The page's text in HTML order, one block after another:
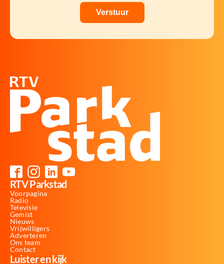
RTV Parkstad
Voorpagina
Radio
Televisie
Gemist
Nieuws
Vrijwilligers
Adverteren
Ons team
Contact
Luister en kijk